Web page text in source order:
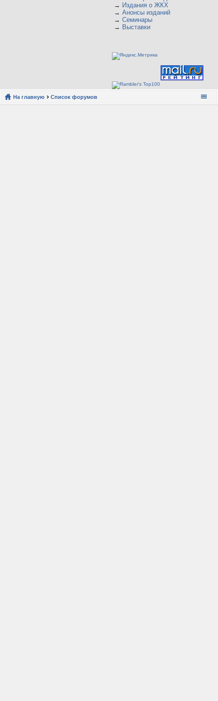
→ Издания о ЖКХ
→ Анонсы изданий
→ Семинары
→ Выставки
На главную Список форумов